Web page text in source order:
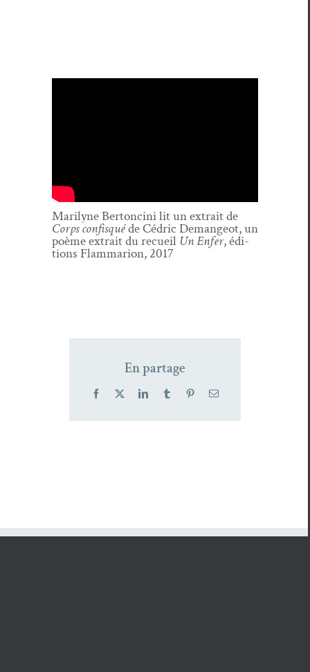
Mar­i­lyne Bertonci­ni lit un extrait de
Corps con­fisquéde Cédric Deman­geot, un
poèmeextrait du recueil Un Enfer, édi­
tions Flam­mar­i­on, 2017
En partage
Facebook LinkedInTumblr PinterestEmail